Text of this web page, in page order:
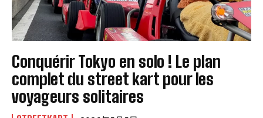
Conquérir Tokyo en solo ! Le plan
complet du street kart pour les
voyageurs solitaires